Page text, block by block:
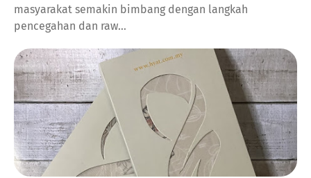
masyarakat semakin bimbang dengan langkah
pencegahan dan raw…